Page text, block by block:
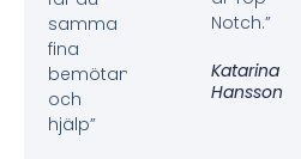
samma
fina
bemötande
och
hjälp”
Notch.”
Katarina
Hansson